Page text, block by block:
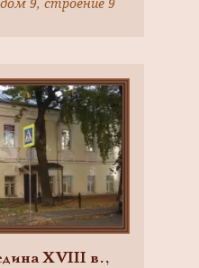
им.
XVIII в.,